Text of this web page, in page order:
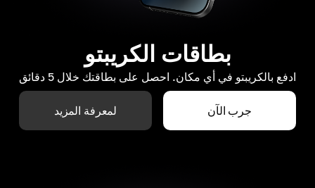
بطاقات الكريبتو
ادفع بالكريبتو في أي مكان. احصل على بطاقتك خلال 5 دقائق
جرب الآن لمعرفة المزيد